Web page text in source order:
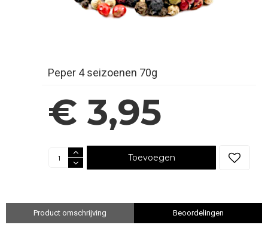
Peper 4 seizoenen 70g
€ 3,95
Toevoegen
Product omschrijving Beoordelingen